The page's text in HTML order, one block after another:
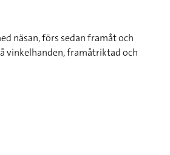
näsan, förs sedan framåt och
vinkelhanden, framåtriktad och